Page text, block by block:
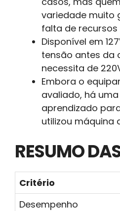
variedade muito
falta de
Disponível em
tensão antes da
necessita de
Embora o
avaliado, há
aprendizado
utilizou máquina
RESUMO
Critério
Desempenho